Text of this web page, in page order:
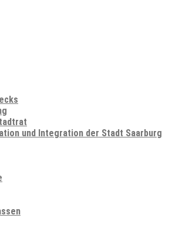
und Integration der Stadt Saarburg